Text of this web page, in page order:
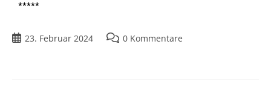
*****
23. Februar 2024 0 Kommentare